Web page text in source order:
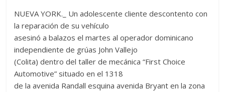
NUEVA YORK._ Un adolescente cliente descontento con
la reparación de su vehículo
asesinó a balazos el martes al operador dominicano
independiente de grúas John Vallejo
(Colita) dentro del taller de mecánica “First Choice
Automotive” situado en el 1318
de la avenida Randall esquina avenida Bryant en la zona